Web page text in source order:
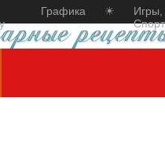
Графика ☀
Игры,
Спорт